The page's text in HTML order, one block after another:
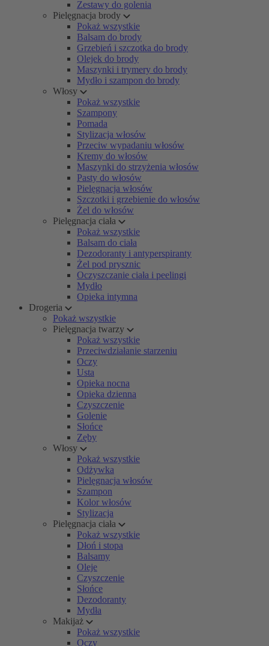
Zestawy do golenia
Pielęgnacja brody
Pokaż wszystkie
Balsam do brody
Grzebień i szczotka do brody
Olejek do brody
Maszynki i trymery do brody
Mydło i szampon do brody
Włosy
Pokaż wszystkie
Szampony
Pomada
Stylizacja włosów
Przeciw wypadaniu włosów
Kremy do włosów
Maszynki do strzyżenia włosów
Pasty do włosów
Pielęgnacja włosów
Szczotki i grzebienie do włosów
Żel do włosów
Pielęgnacja ciała
Pokaż wszystkie
Balsam do ciała
Dezodoranty i antyperspiranty
Żel pod prysznic
Oczyszczanie ciała i peelingi
Mydło
Opieka intymna
Drogeria
Pokaż wszystkie
Pielęgnacja twarzy
Pokaż wszystkie
Przeciwdziałanie starzeniu
Oczy
Usta
Opieka nocna
Opieka dzienna
Czyszczenie
Golenie
Słońce
Zęby
Włosy
Pokaż wszystkie
Odżywka
Pielęgnacja włosów
Szampon
Kolor włosów
Stylizacja
Pielęgnacja ciała
Pokaż wszystkie
Dłoń i stopa
Balsamy
Oleje
Czyszczenie
Słońce
Dezodoranty
Mydła
Makijaż
Pokaż wszystkie
Oczy